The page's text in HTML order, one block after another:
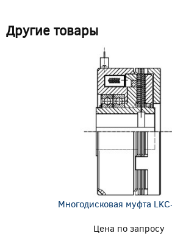
Другие товары
Многодисковая муфта
Цена по запросу